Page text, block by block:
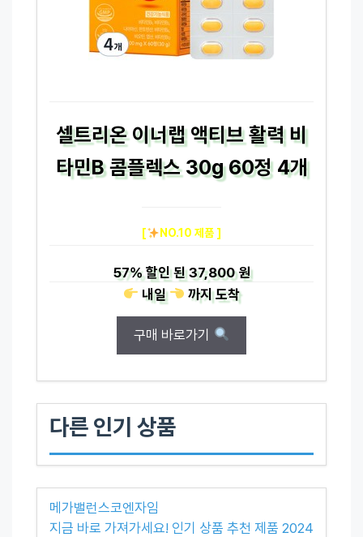
셀트리온 이너랩 액티브 활력 비
타민B 콤플렉스 30g 60정 4개
[ NO.10 제품 ]
57%할인 된37,800 원
내일
까지도착
구매 바로가기
다른 인기 상품
메가밸런스코엔자임
지금 바로 가져가세요! 인기 상품 추천 제품 2024